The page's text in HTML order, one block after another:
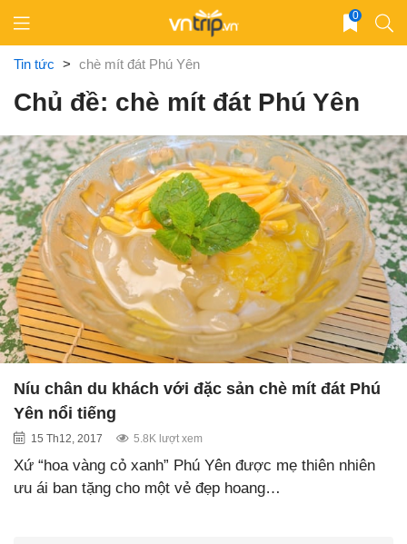
content
0
Tin tức > chè mít đát Phú Yên
Chủ đề: chè mít đát Phú Yên
Níu chân du khách với đặc sản chè mít đát Phú
Yên nổi tiếng
15 Th12, 2017 5.8K lượt xem
Xứ “hoa vàng cỏ xanh” Phú Yên được mẹ thiên nhiên
ưu ái ban tặng cho một vẻ đẹp hoang…